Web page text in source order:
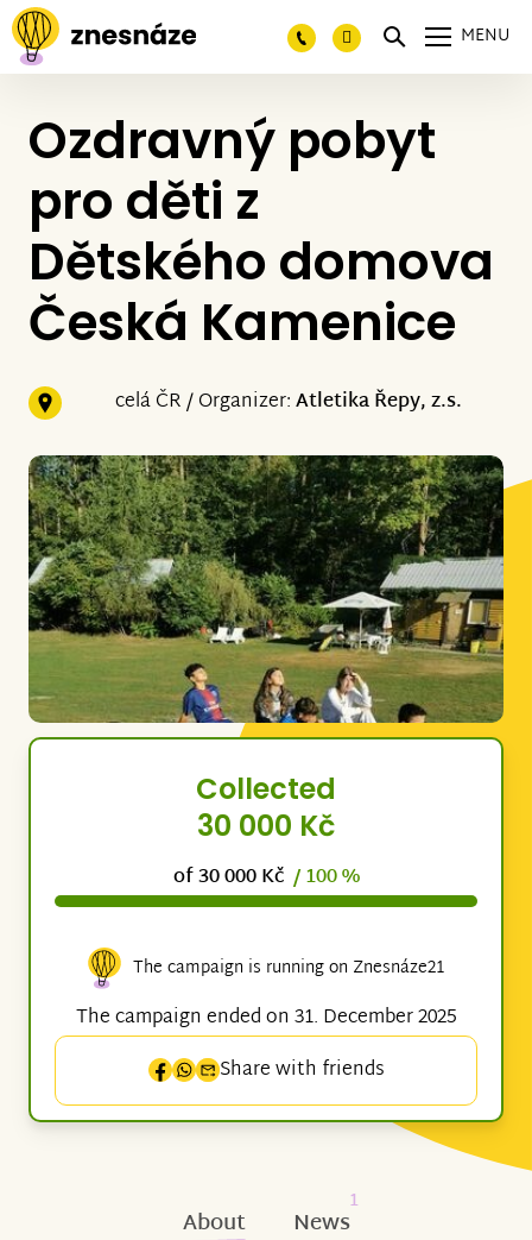
MENU
Ozdravný pobyt
pro děti z
Dětského domova
Česká Kamenice
celá ČR / Organizer:Atletika Řepy, z.s.
Collected
30 000 Kč
of 30 000 Kč / 100 %
The campaign is running on Znesnáze21
The campaign ended on 31. December 2025
Share with friends
About News
1